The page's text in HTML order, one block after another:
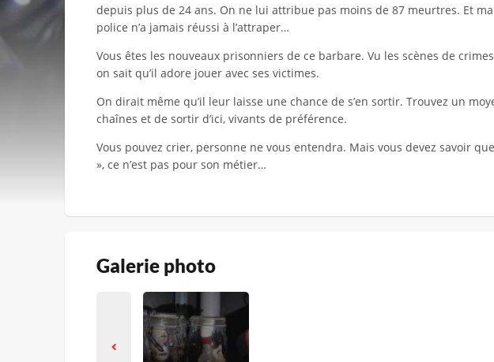
depuis plus de 24 ans. On ne lui attribue pas moins de 87 meurtres. Et
police n’a jamais réussi à l’attraper…
Vous êtes les nouveaux prisonniers de ce barbare. Vu les scènes de
on sait qu’il adore jouer avec ses victimes.
On dirait même qu’il leur laisse une chance de s’en sortir. Trouvez un
chaînes et de sortir d’ici, vivants de préférence.
Vous pouvez crier, personne ne vous entendra. Mais vous devez savoir
», ce n’est pas pour son métier…
Galerie photo